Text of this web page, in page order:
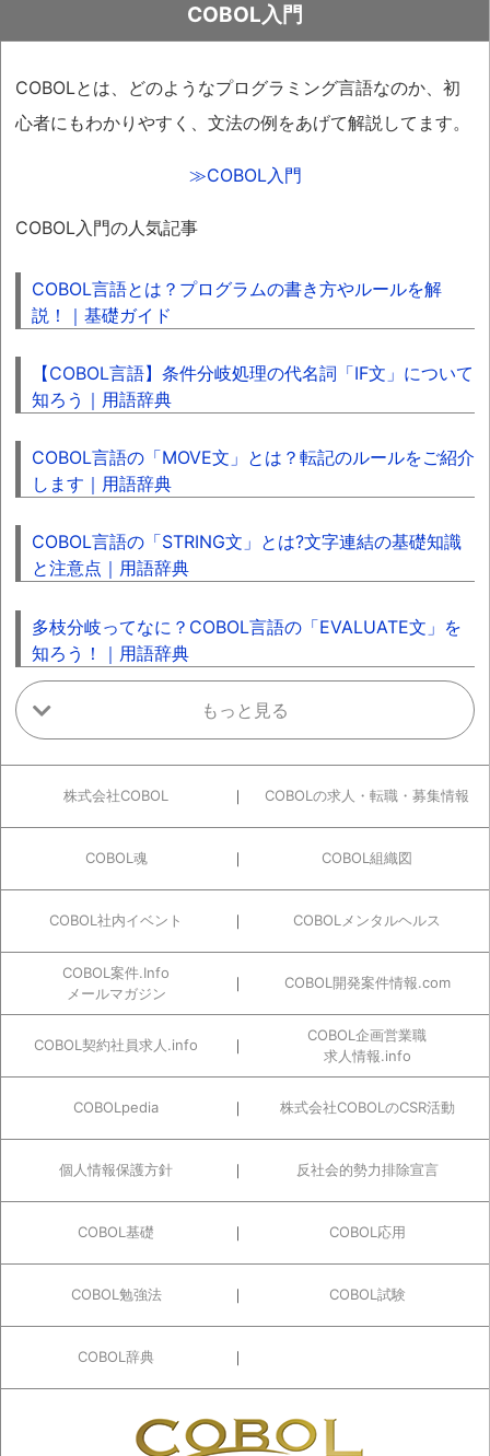
COBOL入門
COBOLとは、どのようなプログラミング言語なのか、初
心者にもわかりやすく、文法の例をあげて解説してます。
≫COBOL入門
COBOL入門の人気記事
COBOL言語とは？プログラムの書き方やルールを解
説！｜基礎ガイド
【COBOL言語】条件分岐処理の代名詞「IF文」について
知ろう｜用語辞典
COBOL言語の「MOVE文」とは？転記のルールをご紹介
します｜用語辞典
COBOL言語の「STRING文」とは?文字連結の基礎知識
と注意点｜用語辞典
多枝分岐ってなに？COBOL言語の「EVALUATE文」を
知ろう！｜用語辞典
株式会社COBOL COBOLの求人・転職・募集情報
COBOL魂 COBOL組織図
COBOL社内イベント COBOLメンタルヘルス
COBOL案件.Info
メールマガジン
COBOL開発案件情報.com
COBOL契約社員求人.info
COBOL企画営業職
求人情報.info
COBOLpedia 株式会社COBOLのCSR活動
個人情報保護方針 反社会的勢力排除宣言
COBOL基礎 COBOL応用
COBOL勉強法 COBOL試験
COBOL辞典